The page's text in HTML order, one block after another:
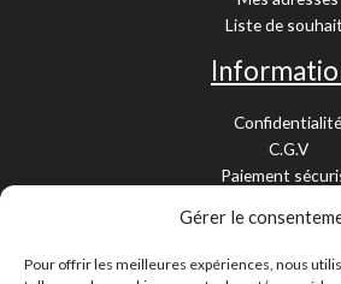
Gérer le
Pour offrir les meilleures expériences, nous
Liste de
Confidentialité
C.G.V
Paiement
Livraison et
Mentions légales